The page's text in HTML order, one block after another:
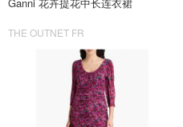
THE OUTNET FR